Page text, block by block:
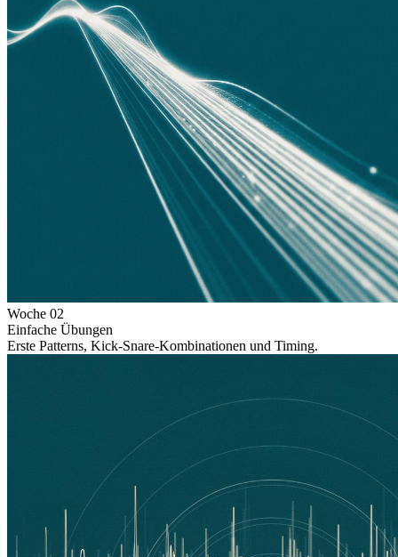
Woche 02
Einfache Übungen
Erste Patterns, Kick-Snare-Kombinationen und Timing.